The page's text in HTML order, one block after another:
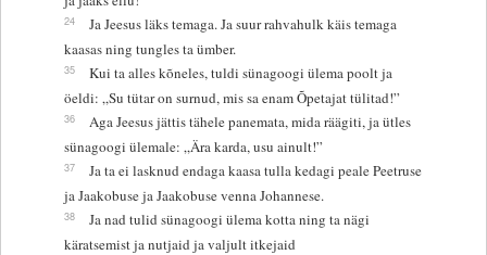
24
Ja Jeesus läks temaga. Ja suur rahvahulk käis temaga
kaasas ning tungles ta ümber.
35
Kui ta alles kõneles, tuldi sünagoogi ülema poolt ja
öeldi: „Su tütar on surnud, mis sa enam Õpetajat tülitad!”
36
Aga Jeesus jättis tähele panemata, mida räägiti, ja ütles
sünagoogi ülemale: „Ära karda, usu ainult!”
37
Ja ta ei lasknud endaga kaasa tulla kedagi peale Peetruse
ja Jaakobuse ja Jaakobuse venna Johannese.
38
Ja nad tulid sünagoogi ülema kotta ning ta nägi
käratsemist ja nutjaid ja valjult itkejaid